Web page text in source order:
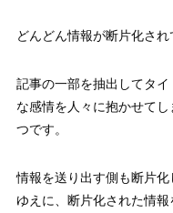
どんどん情報が断片化され
記事の一部を抽出してタ
な感情を人々に抱かせて
つです。
情報を送り出す側も断片
ゆえに、断片化された情報